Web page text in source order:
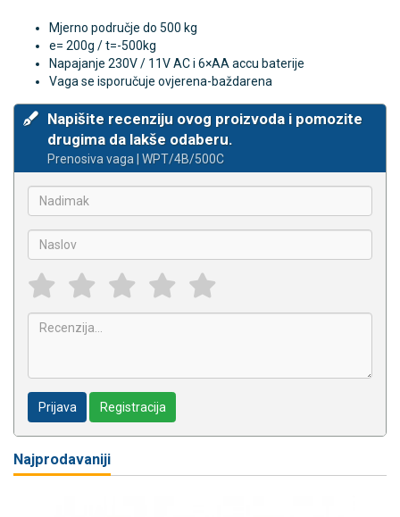
Mjerno područje do 500 kg
e= 200g / t=-500kg
Napajanje 230V / 11V AC i 6×AA accu baterije
Vaga se isporučuje ovjerena-baždarena
Napišite recenziju ovog proizvoda i pomozite
drugima da lakše odaberu.
Prenosiva vaga | WPT/4B/500C
Prijava Registracija
Najprodavaniji